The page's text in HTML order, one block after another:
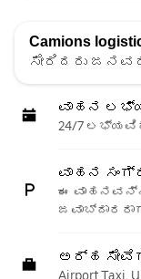
ಸೇರಿದರು
ವಾಹನ
24/7
ವಾಹನ
ಈ
ಅರ್ಹ
Airport Taxi,